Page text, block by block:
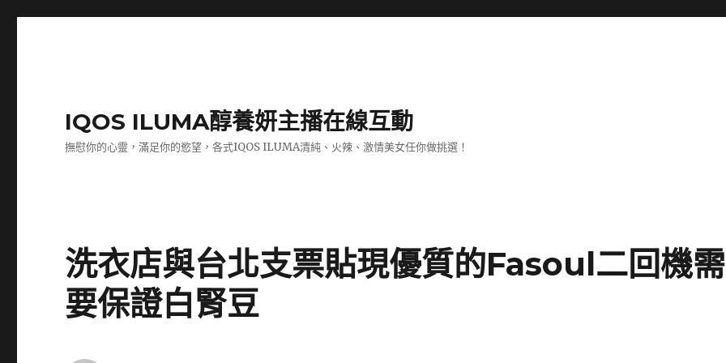
IQOS ILUMA醇養妍主播在線互動
撫慰你的心靈，滿足你的慾望，各式IQOS ILUMA清純、火辣、激情美女任你做挑選！
洗衣店與台北支票貼現優質的Fasoul二回機需
要保證白腎豆